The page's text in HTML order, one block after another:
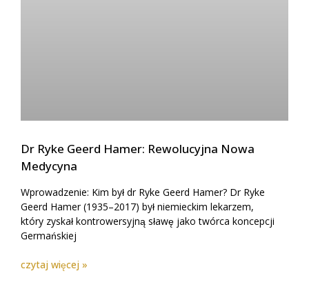
Dr Ryke Geerd Hamer: Rewolucyjna Nowa
Medycyna
Wprowadzenie: Kim był dr Ryke Geerd Hamer? Dr Ryke
Geerd Hamer (1935–2017) był niemieckim lekarzem,
który zyskał kontrowersyjną sławę jako twórca koncepcji
Germańskiej
czytaj więcej »